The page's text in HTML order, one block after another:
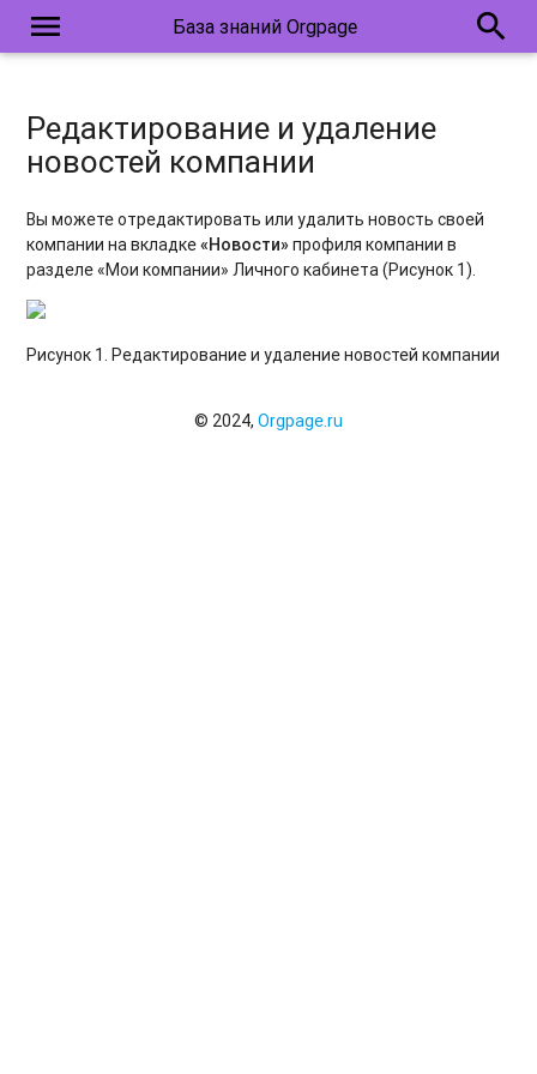
menu База знаний Orgpage search
Редактирование и удаление
новостей компании
Вы можете отредактировать или удалить новость своей
компании на вкладке«Новости» профиля компании в
разделе «Мои компании» Личного кабинета (Рисунок 1).
Рисунок 1. Редактирование и удаление новостей компании
© 2024, Orgpage.ru